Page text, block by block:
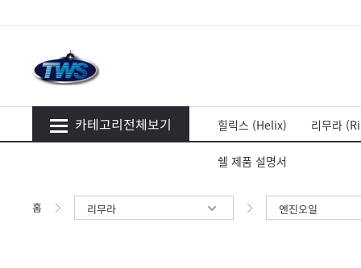
카테고리전체보기 힐릭스 (Helix) 리무라
쉘 제품 설명서
홈 리무라 엔진오일